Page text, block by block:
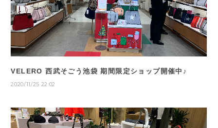
VELERO 西武そごう池袋 期間限定ショップ開催中♪
2020/11/25 22:02